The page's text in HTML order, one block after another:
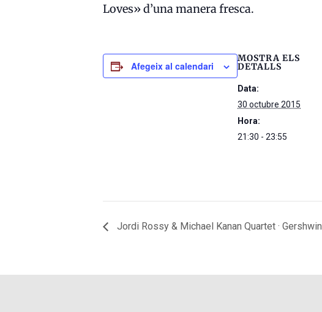
Loves» d’una manera fresca.
Afegeix al calendari
MOSTRA ELS
DETALLS
Data:
30 octubre 2015
Hora:
21:30 - 23:55
Jordi Rossy & Michael Kanan Quartet · Gershwin